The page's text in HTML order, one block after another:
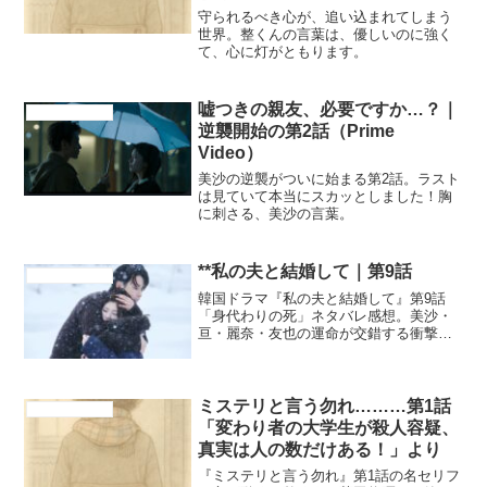
守られるべき心が、追い込まれてしまう
世界。整くんの言葉は、優しいのに強く
て、心に灯がともります。
嘘つきの親友、必要ですか…？｜
逆襲開始の第2話（Prime
Video）
美沙の逆襲がついに始まる第2話。ラスト
は見ていて本当にスカッとしました！胸
に刺さる、美沙の言葉。
**私の夫と結婚して｜第9話
韓国ドラマ『私の夫と結婚して』第9話
「身代わりの死」ネタバレ感想。美沙・
亘・麗奈・友也の運命が交錯する衝撃
ミステリと言う勿れ………第1話
「変わり者の大学生が殺人容疑、
真実は人の数だけある！」より
『ミステリと言う勿れ』第1話の名セリフ